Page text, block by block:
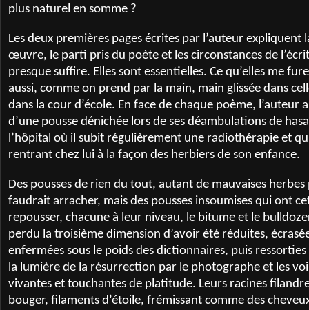
plus naturel en somme ?
Les deux premières pages écrites par l’auteur expliquent
œuvre, le parti pris du poète et les circonstances de
presque suffire. Elles sont essentielles. Ce qu’elles me
aussi, comme on prend par la main, main glissée dans
dans la cour d’école. En face de chaque poème, l’auteur
d’une pousse dénichée lors de ses déambulations de
l’hôpital où il subit régulièrement une radiothérapie et
rentrant chez lui à la façon des herbiers de son enfance.
Des pousses de rien du tout, autant de mauvaises
faudrait arracher, mais des pousses insoumises qui ont
repousser, chacune à leur niveau, le bitume et le
perdu la troisième dimension d’avoir été réduites,
enfermées sous le poids des dictionnaires, puis
la lumière de la résurrection par le photographe et les
vivantes et touchantes de platitude. Leurs racines
bouger, filaments d’étoile, frémissant comme des